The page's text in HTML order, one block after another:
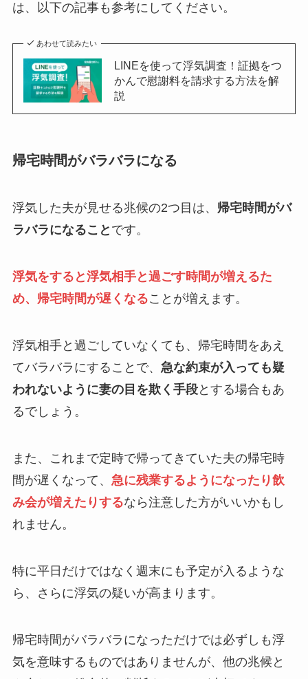
は、以下の記事も参考にしてください。
あわせて読みたい
LINEを使って浮気調査！証拠をつ
かんで慰謝料を請求する方法を解
説
帰宅時間がバラバラになる
浮気した夫が見せる兆候の2つ目は、 帰宅時間がバ
ラバラになること です。
浮気をすると浮気相手と過ごす時間が増えるた
め、帰宅時間が遅くなることが増えます。
浮気相手と過ごしていなくても、帰宅時間をあえ
てバラバラにすることで、 急な約束が入っても疑
われないように妻の目を欺く手段とする場合もあ
るでしょう。
また、これまで定時で帰ってきていた夫の帰宅時
間が遅くなって、 急に残業するようになったり飲
み会が増えたりするなら注意した方がいいかもし
れません。
特に平日だけではなく週末にも予定が入るような
ら、さらに浮気の疑いが高まります。
帰宅時間がバラバラになっただけでは必ずしも浮
気を意味するものではありませんが、他の兆候と